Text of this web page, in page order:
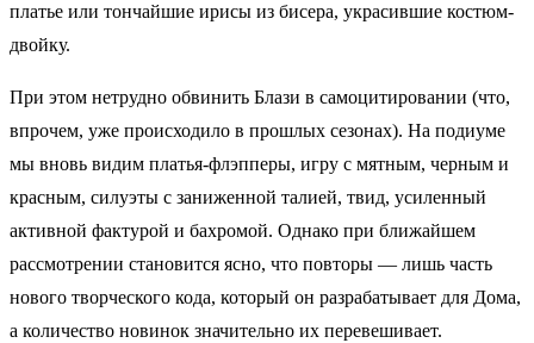
платье или тончайшие ирисы из бисера, украсившие костюм-
двойку.
При этом нетрудно обвинить Блази в самоцитировании (что,
впрочем, уже происходило в прошлых сезонах). На подиуме
мы вновь видим платья-флэпперы, игру с мятным, черным и
красным, силуэты с заниженной талией, твид, усиленный
активной фактурой и бахромой. Однако при ближайшем
рассмотрении становится ясно, что повторы — лишь часть
нового творческого кода, который он разрабатывает для Дома,
а количество новинок значительно их перевешивает.